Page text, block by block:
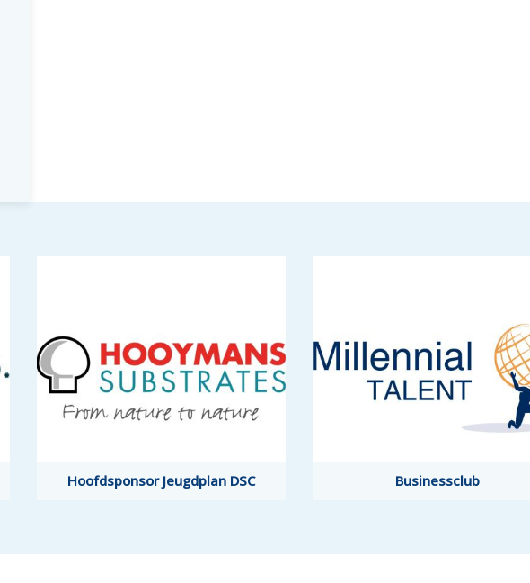
Hoofdsponsor Jeugdplan DSC
Hoofdsponsor Jeugdplan DSC Businessclub
Businessclub